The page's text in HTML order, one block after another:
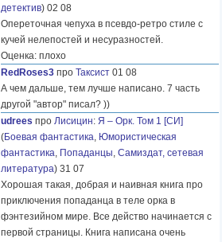
детектив) 02 08
Опереточная чепуха в псевдо-ретро стиле с
кучей нелепостей и несуразностей.
Оценка: плохо
RedRoses3 про Таксист 01 08
А чем дальше, тем лучше написано. 7 часть
другой "автор" писал? ))
udrees про Лисицин: Я – Орк. Том 1 [СИ]
(Боевая фантастика, Юмористическая
фантастика, Попаданцы, Самиздат, сетевая
литература) 31 07
Хорошая такая, добрая и наивная книга про
приключения попаданца в теле орка в
фэнтезийном мире. Все действо начинается с
первой страницы. Книга написана очень